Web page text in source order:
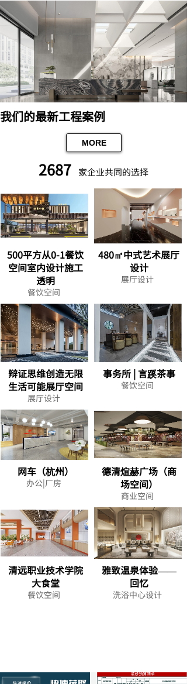
我们的最新工程案例
MORE
2687 家企业共同的选择
500平方从0-1餐饮
空间室内设计施工
透明
餐饮空间
480㎡中式艺术展厅
设计
展厅设计
辩证思维创造无限
生活可能展厅空间
展厅设计
事务所 | 言蹊茶事
餐饮空间
网车（杭州）
办公|厂房
德清煊赫广场（商
场空间）
商业空间
清远职业技术学院
大食堂
餐饮空间
雅致温泉体验——
回忆
洗浴中心设计